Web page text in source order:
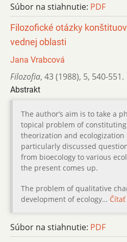
Súbor na stiahnutie: PDF
Filozofické otázky
vednej oblasti
Jana Vrabcová
Filozofia, 43 (1988), 5, 540-551.
Abstrakt
The author’s aim is to take a
topical problem of
theorization and ecologization
particularly discussed
from bioecology to various
the present comes up.
The problem of qualitative
development of ecology…
Súbor na stiahnutie: PDF